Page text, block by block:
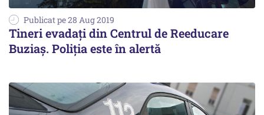
Publicat pe 28 Aug 2019
Tineri evadaţi din Centrul de Reeducare
Buziaş. Poliția este în alertă